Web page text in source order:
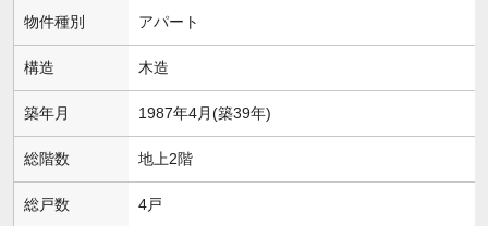
物件種別 アパート
構造 木造
築年月 1987年4月(築39年)
総階数 地上2階
総戸数 4戸